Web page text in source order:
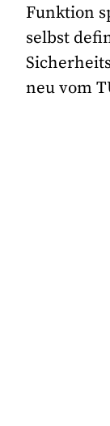
Funktion
selbst
neu vom